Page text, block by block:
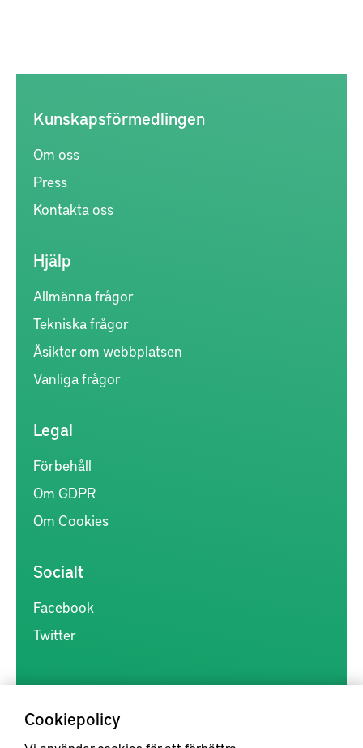
Cookiepolicy
Kunskapsförmedlingen
Om oss
Press
Kontakta oss
Hjälp
Allmänna frågor
Tekniska frågor
Åsikter om webbplatsen
Vanliga frågor
Legal
Förbehåll
Om GDPR
Om Cookies
Socialt
Facebook
Twitter